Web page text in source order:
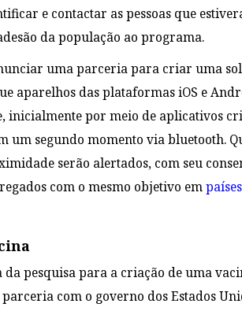
e contactar as pessoas que
da população ao programa.
uma parceria para criar uma
aparelhos das plataformas iOS e
inicialmente por meio de aplicativos
um segundo momento via bluetooth.
serão alertados, com seu
com o mesmo objetivo em
pesquisa para a criação de uma
com o governo dos Estados